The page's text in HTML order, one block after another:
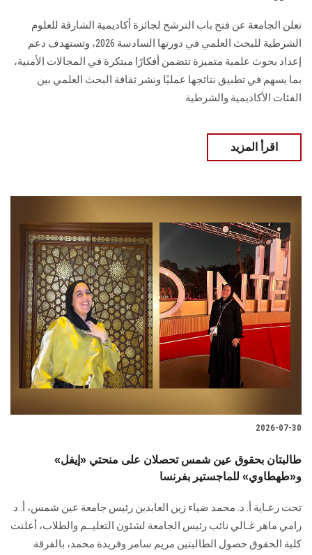
تعلن الجامعة عن فتح باب الترشح لجائزة أكاديمية الشارقة للعلوم
الشرطية للبحث العلمي في دورتها السادسة 2026، وتستهدف دعم
إعداد بحوث علمية متميزة تتضمن أفكارًا مبتكرة في المجالات الأمنية،
بما يسهم في تطبيق نتائجها عمليًا ونشر ثقافة البحث العلمي بين
الفئات الأكاديمية والشرطية
اقرأ المزيد
2026-07-30
طالبتان بحقوق عين شمس تحصلان على منحتي «إيفل»
و«طهطاوي» للماجستير بفرنسا
تحت رعـاية أ. د. محمد ضياء زين العابدين رئيس جامعة عين شمس، أ. د.
رامي ماهر غـالي نائب رئيس الجامعة لشئون التعليــم والطلاب، أعلنت
كلية الحقوق حصول الطالبتين مريم سامر وفريدة محمد، بالفرقة